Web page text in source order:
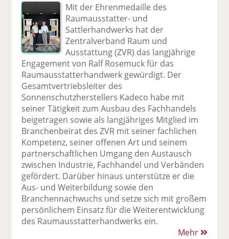
Mit der Ehrenmedaille des
Raumausstatter- und
Sattlerhandwerks hat der
Zentralverband Raum und
Ausstattung (ZVR) das langjährige
Engagement von Ralf Rosemuck für das
Raumausstatterhandwerk gewürdigt. Der
Gesamtvertriebsleiter des
Sonnenschutzherstellers Kadeco habe mit
seiner Tätigkeit zum Ausbau des Fachhandels
beigetragen sowie als langjähriges Mitglied im
Branchenbeirat des ZVR mit seiner fachlichen
Kompetenz, seiner offenen Art und seinem
partnerschaftlichen Umgang den Austausch
zwischen Industrie, Fachhandel und Verbänden
gefördert. Darüber hinaus unterstütze er die
Aus- und Weiterbildung sowie den
Branchennachwuchs und setze sich mit großem
persönlichem Einsatz für die Weiterentwicklung
des Raumausstatterhandwerks ein.
Mehr